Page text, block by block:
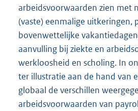
arbeidsvoorwaarden zien met
(vaste) eenmalige uitkeringen,
bovenwettelijke
aanvulling bij ziekte en
werkloosheid en scholing. In
ter illustratie aan de hand van
globaal de verschillen
arbeidsvoorwaarden van